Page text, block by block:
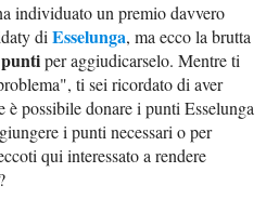
individuato un premio davvero
diEsselunga, ma ecco la brutta
puntiper aggiudicarselo. Mentre ti
ti sei ricordato di aver
è possibile donare i punti Esselunga
i punti necessari o per
qui interessato a rendere